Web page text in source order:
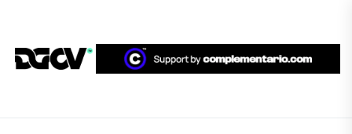
the
content
DGCV™